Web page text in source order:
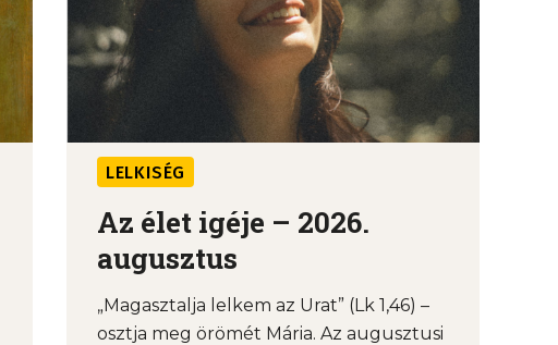
LELKISÉG
Az élet igéje – 2026.
augusztus
„Magasztalja lelkem az Urat” (Lk 1,46) –
osztja meg örömét Mária. Az augusztusi